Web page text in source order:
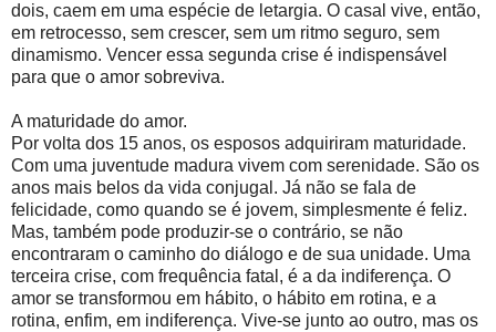
dois, caem em uma espécie de letargia. O casal vive, então,
em retrocesso, sem crescer, sem um ritmo seguro, sem
dinamismo. Vencer essa segunda crise é indispensável
para que o amor sobreviva.
A maturidade do amor.
Por volta dos 15 anos, os esposos adquiriram maturidade.
Com uma juventude madura vivem com serenidade. São os
anos mais belos da vida conjugal. Já não se fala de
felicidade, como quando se é jovem, simplesmente é feliz.
Mas, também pode produzir-se o contrário, se não
encontraram o caminho do diálogo e de sua unidade. Uma
terceira crise, com frequência fatal, é a da indiferença. O
amor se transformou em hábito, o hábito em rotina, e a
rotina, enfim, em indiferença. Vive-se junto ao outro, mas os